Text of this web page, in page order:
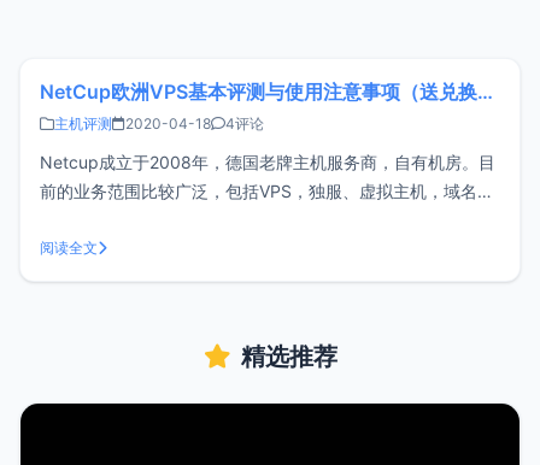
NetCup欧洲VPS基本评测与使用注意事项（送兑换码）
主机评测 2020-04-18 4评论
Netcup成立于2008年，德国老牌主机服务商，自有机房。目
前的业务范围比较广泛，包括VPS，独服、虚拟主机，域名注
Netcup账号比较严格，需要订购产品的时候才能注册账号，
注册后账号需要提供身份证明。xiaoz提供的身份证明有：国
阅读全文
精选推荐